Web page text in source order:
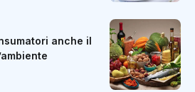
anche il